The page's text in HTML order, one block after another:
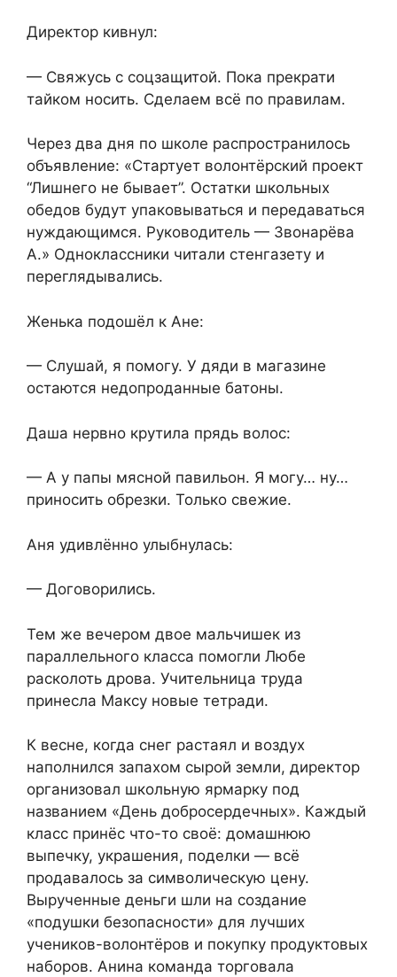
Директор кивнул:
— Свяжусь с соцзащитой. Пока прекрати
тайком носить. Сделаем всё по правилам.
Через два дня по школе распространилось
объявление: «Стартует волонтёрский проект
“Лишнего не бывает”. Остатки школьных
обедов будут упаковываться и передаваться
нуждающимся. Руководитель — Звонарёва
А.» Одноклассники читали стенгазету и
переглядывались.
Женька подошёл к Ане:
— Слушай, я помогу. У дяди в магазине
остаются недопроданные батоны.
Даша нервно крутила прядь волос:
— А у папы мясной павильон. Я могу… ну…
приносить обрезки. Только свежие.
Аня удивлённо улыбнулась:
— Договорились.
Тем же вечером двое мальчишек из
параллельного класса помогли Любе
расколоть дрова. Учительница труда
принесла Максу новые тетради.
К весне, когда снег растаял и воздух
наполнился запахом сырой земли, директор
организовал школьную ярмарку под
названием «День добросердечных». Каждый
класс принёс что-то своё: домашнюю
выпечку, украшения, поделки — всё
продавалось за символическую цену.
Вырученные деньги шли на создание
«подушки безопасности» для лучших
учеников-волонтёров и покупку продуктовых
наборов. Анина команда торговала